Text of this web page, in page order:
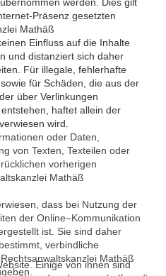
Präsenz gesetzten
Mathäß
Einfluss auf die Inhalte
und distanziert sich daher
Für illegale, fehlerhafte
für Schäden, die aus der
über Verlinkungen
haftet allein der
wird.
oder Daten,
von Texten, Texteilen oder
vorherigen
Mathäß
dass bei Nutzung der
der Online–Kommunikation
ist. Sie sind daher
verbindliche
Mathäß
Einige von ihnen sind